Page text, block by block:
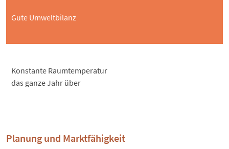
Gute Umweltbilanz
Konstante Raumtemperatur
das ganze Jahr über
Planung und Marktfähigkeit